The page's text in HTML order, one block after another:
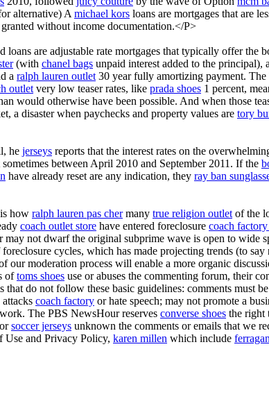
alternative) A michael kors loans are mortgages that are
without income documentation.</P>
loans are adjustable rate mortgages that typically offer the
(with chanel bags unpaid interest added to the principal),
a ralph lauren outlet 30 year fully amortizing payment. The
outlet very low teaser rates, like prada shoes 1 percent,
would otherwise have been possible. And when those
a disaster when paychecks and property values are tory
he jerseys reports that the interest rates on the
between April 2010 and September 2011. If the
have already reset are any indication, they ray ban
how ralph lauren pas chermany true religion outlet of the
coach outlet store have entered foreclosure coach
not dwarf the original subprime wave is open to wide
cycles, which has made projecting trends (to
moderation process will enable a more organic
oftoms shoes use or abuses the commenting forum, their
that do not follow these basic guidelines: comments must
coach factory or hate speech; may not promote a
The PBS NewsHour reserves converse shoes the right
soccer jerseys unknown the comments or emails that we
Use and Privacy Policy, karen millen which include